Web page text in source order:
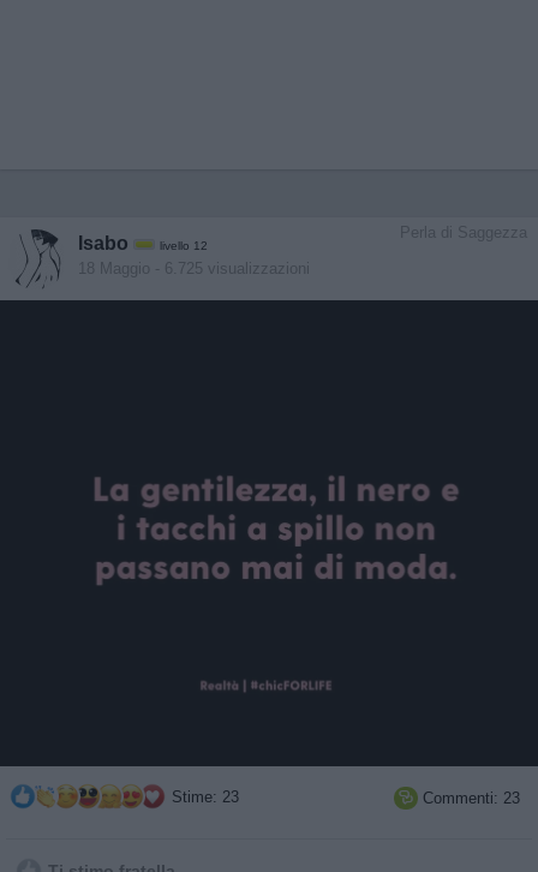
Perla di Saggezza
Isabo livello 12
18 Maggio - 6.725 visualizzazioni
Stime: 23  Commenti: 23